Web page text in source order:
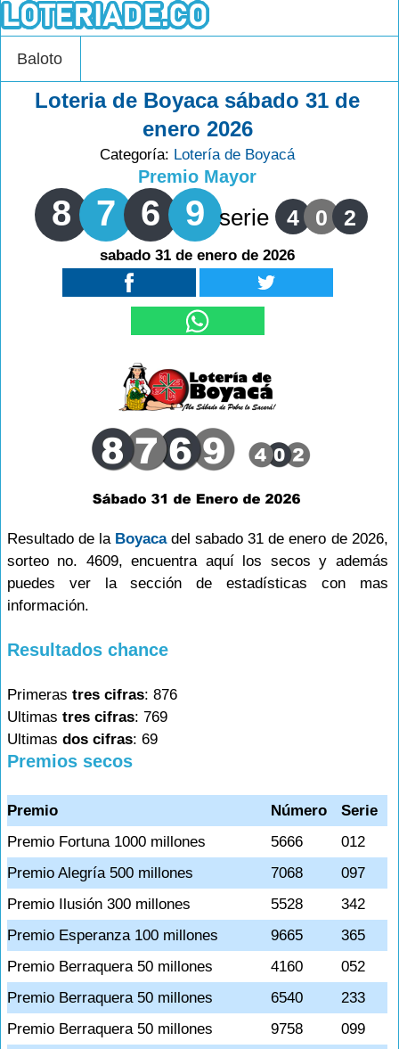
Baloto
Loteria de Boyaca sábado 31 de
enero 2026
Categoría: Lotería de Boyacá
Premio Mayor
8 7 6 9 serie 4 0 2
sabado 31 de enero de 2026
Resultado de la Boyacadel sabado 31 de enero de 2026,
sorteo no. 4609, encuentra aquí los secos y además
puedes ver la sección de estadísticas con mas
información.
Resultados chance
Primeras tres cifras: 876
Ultimas tres cifras: 769
Ultimas dos cifras: 69
Premios secos
Premio Número
Serie
Premio Fortuna 1000 millones
5666
012
Premio Alegría 500 millones
7068
097
Premio Ilusión 300 millones
5528
342
Premio Esperanza 100 millones
9665
365
Premio Berraquera 50 millones
4160
052
Premio Berraquera 50 millones
6540
233
Premio Berraquera 50 millones
9758
099